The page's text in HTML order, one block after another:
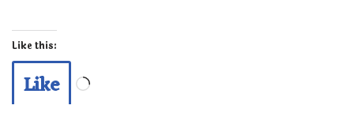
Like this:
Like